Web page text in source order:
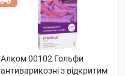
Алком 00102 Гольфи
антиварикозні з відкритим